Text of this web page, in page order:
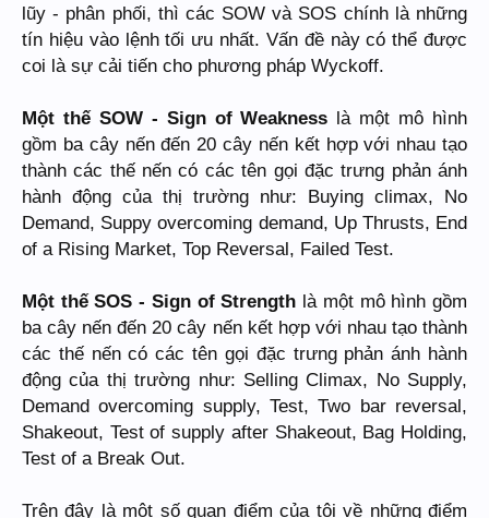
lũy - phân phối, thì các SOW và SOS chính là những
tín hiệu vào lệnh tối ưu nhất. Vấn đề này có thể được
coi là sự cải tiến cho phương pháp Wyckoff.
Một thế SOW - Sign of Weakness là một mô hình
gồm ba cây nến đến 20 cây nến kết hợp với nhau tạo
thành các thế nến có các tên gọi đặc trưng phản ánh
hành động của thị trường như: Buying climax, No
Demand, Suppy overcoming demand, Up Thrusts, End
of a Rising Market, Top Reversal, Failed Test.
Một thế SOS - Sign of Strength là một mô hình gồm
ba cây nến đến 20 cây nến kết hợp với nhau tạo thành
các thế nến có các tên gọi đặc trưng phản ánh hành
động của thị trường như: Selling Climax, No Supply,
Demand overcoming supply, Test, Two bar reversal,
Shakeout, Test of supply after Shakeout, Bag Holding,
Test of a Break Out.
Trên đây là một số quan điểm của tôi về những điểm